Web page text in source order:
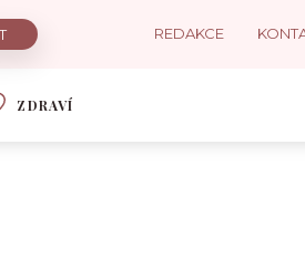
REDAKCE
ZDRAVÍ